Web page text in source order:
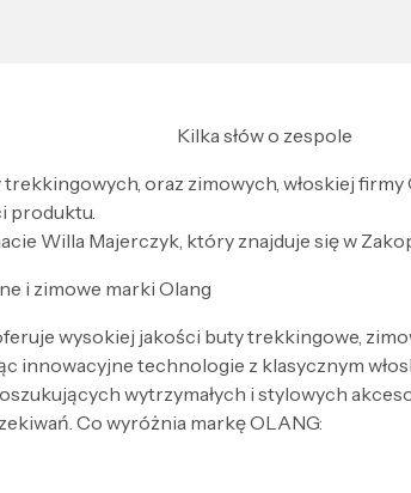
Kilka słów o zespole
oraz zimowych, włoskiej
produktu.
Willa Majerczyk, który znajduje się w
i zimowe marki Olang
wysokiej jakości buty trekkingowe,
technologie z klasycznym
wytrzymałych i stylowych
Co wyróżnia markę OLANG: